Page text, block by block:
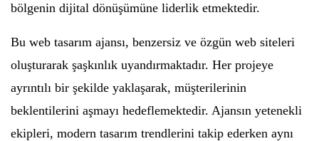
bölgenin dijital dönüşümüne liderlik etmektedir.
Bu web tasarım ajansı, benzersiz ve özgün web siteleri
oluşturarak şaşkınlık uyandırmaktadır. Her projeye
ayrıntılı bir şekilde yaklaşarak, müşterilerinin
beklentilerini aşmayı hedeflemektedir. Ajansın yetenekli
ekipleri, modern tasarım trendlerini takip ederken aynı